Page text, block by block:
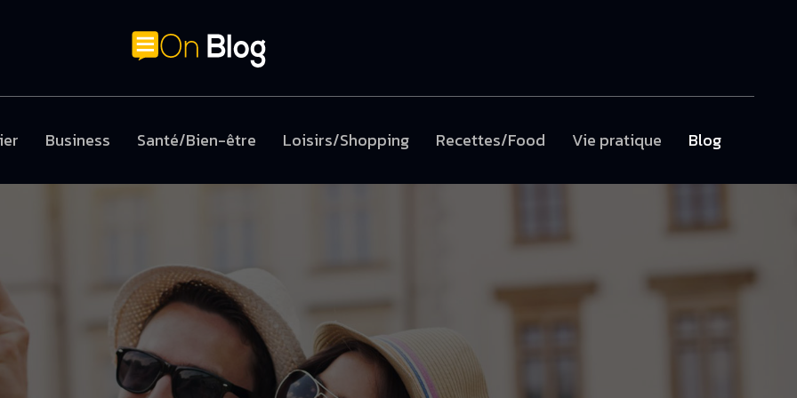
Business Santé/Bien-être Loisirs/Shopping Recettes/Food Vie pratique Blog